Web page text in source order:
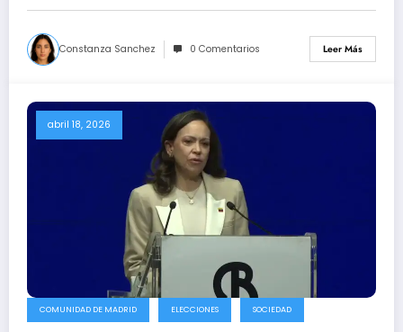
Constanza Sanchez 0 Comentarios Leer Más
abril 18, 2026
COMUNIDAD DE MADRID ELECCIONES SOCIEDAD